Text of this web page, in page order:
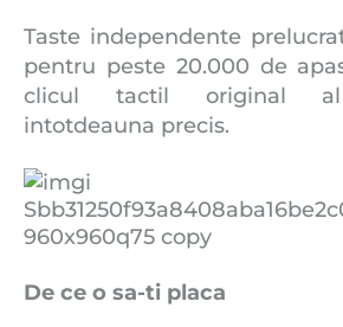
Taste independente
pentru peste 20.000 de
clicul tactil original al
intotdeauna precis.
De ce o sa-ti placa